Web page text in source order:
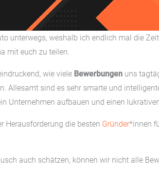
unterwegs, weshalb ich endlich mal die
mit euch zu teilen.
wie viele Bewerbungenuns
Allesamt sind es sehr smarte und
Unternehmen aufbauen und einen
Herausforderung die besten Gründer*innen
auch schätzen, können wir nicht alle